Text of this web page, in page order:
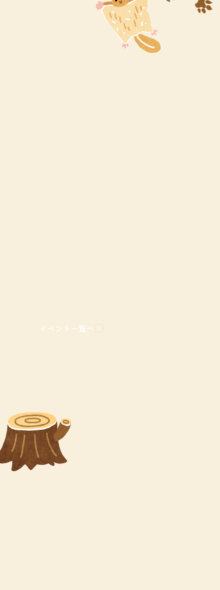
イベント一覧へ